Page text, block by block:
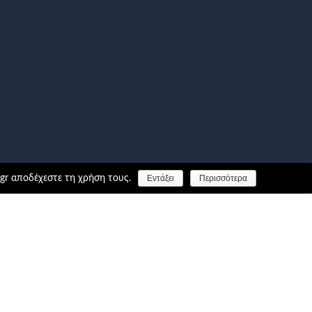
αποδέχεστε τη χρήση τους. Εντάξει Περισσότερα